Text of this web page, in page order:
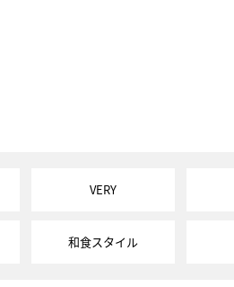
VERY
和食スタイル